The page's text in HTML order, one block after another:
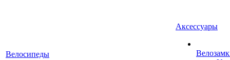
Велосипеды
Аксессуары